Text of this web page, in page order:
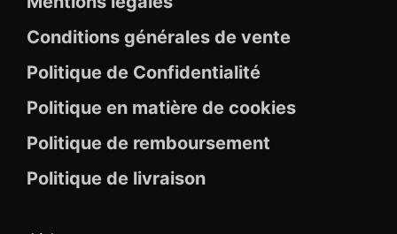
Conditions générales de vente
Politique de Confidentialité
Politique en matière de cookies
Politique de remboursement
Politique de livraison